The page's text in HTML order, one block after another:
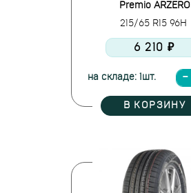
Premio ARZERO
215/65 R15 96H
6 210 ₽
на складе: 1шт.
В КОРЗИНУ